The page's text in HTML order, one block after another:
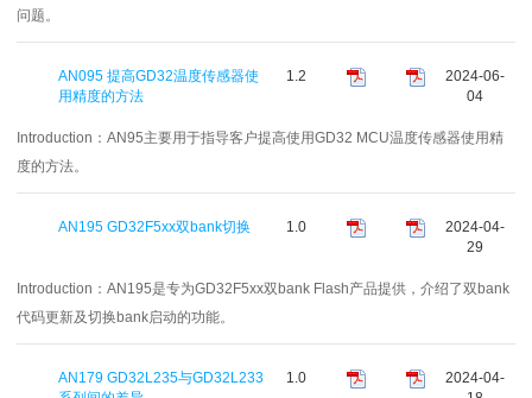
问题。
AN095 提高GD32温度传感器使
用精度的方法
1.2
2024-06-
04
Introduction： AN95主要用于指导客户提高使用GD32 MCU温度传感器使用精
度的方法。
AN195 GD32F5xx双bank切换 1.0
2024-04-
29
Introduction： AN195是专为GD32F5xx双bank Flash产品提供，介绍了双bank
代码更新及切换bank启动的功能。
AN179 GD32L235与GD32L233
1.0
2024-04-